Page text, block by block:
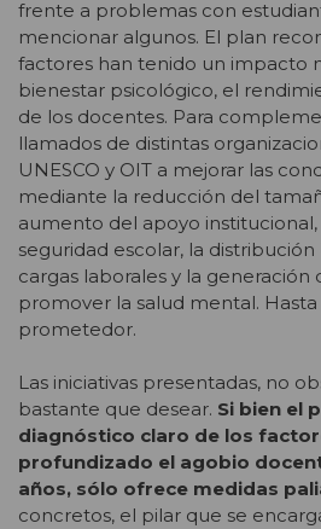
frente a problemas con
mencionar algunos. El plan
factores han tenido un impacto
bienestar psicológico, el
de los docentes. Para
llamados de distintas
UNESCO y OIT a mejorar las
mediante la reducción del
aumento del apoyo institucional,
seguridad escolar, la
cargas laborales y la generación
promover la salud mental. Hasta
prometedor.
Las iniciativas presentadas, no
bastante que desear. Si bien el
diagnóstico claro de los
profundizado el agobio
años, sólo ofrece medidas
concretos, el pilar que se